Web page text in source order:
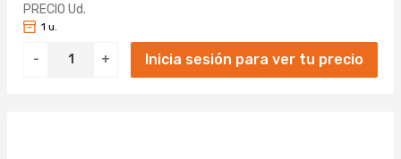
PRECIO Ud.
- +
1 u.
Inicia sesión para ver tu precio